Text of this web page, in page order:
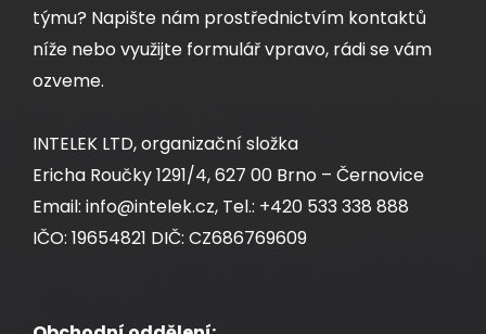
týmu? Napište nám prostřednictvím kontaktů
níže nebo využijte formulář vpravo, rádi se vám
ozveme.
INTELEK LTD, organizační složka
Ericha Roučky 1291/4, 627 00 Brno – Černovice
Email: info@intelek.cz, Tel.: +420 533 338 888
IČO: 19654821 DIČ: CZ686769609